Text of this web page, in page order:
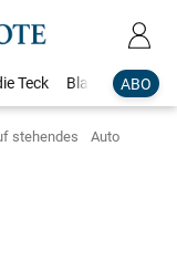
ABO
Teck Blaulicht
stehendes Auto